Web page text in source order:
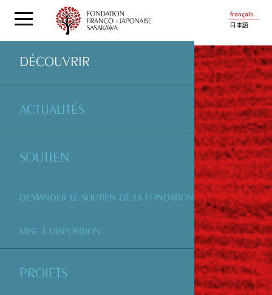
français
日本語
DÉCOUVRIR
ACTUALITÉS
SOUTIEN
DEMANDER LE SOUTIEN DE LA FONDATION
MISE À DISPOSITION
PROJETS